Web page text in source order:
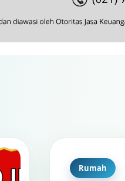
Rumah